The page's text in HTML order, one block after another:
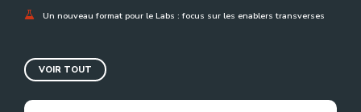
Un nouveau format pour le Labs : focus sur les enablers transverses
VOIR TOUT